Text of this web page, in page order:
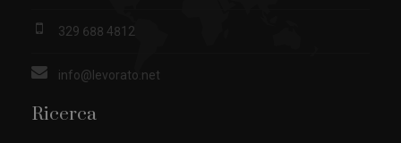
329 688 4812
info@levorato.net
Ricerca